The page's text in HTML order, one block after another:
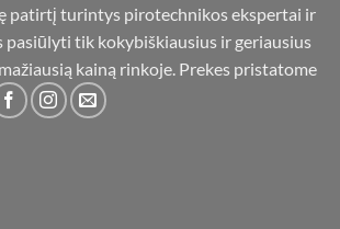
patirtį turintys pirotechnikos ekspertai ir
pasiūlyti tik kokybiškiausius ir geriausius
kainą rinkoje. Prekes pristatome